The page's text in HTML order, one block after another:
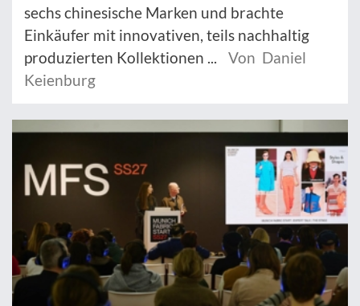
sechs chinesische Marken und brachte
Einkäufer mit innovativen, teils nachhaltig
produzierten Kollektionen ...
Von Daniel
Keienburg